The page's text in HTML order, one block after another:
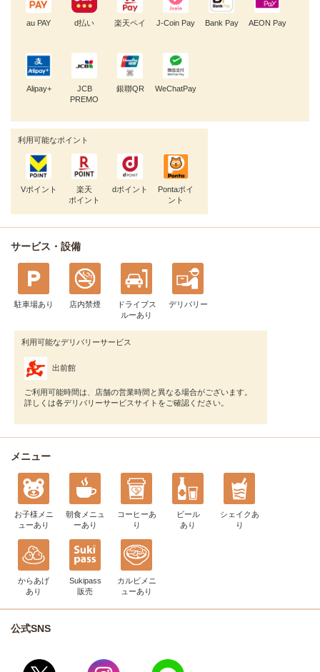
au PAY d払い 楽天ペイ J-Coin Pay Bank Pay AEON Pay
Alipay+
JCB
PREMO
銀聯QR WeChatPay
利用可能なポイント
Vポイント
楽天
ポイント
dポイント
Pontaポイ
ント
サービス・設備
駐車場あり 店内禁煙
ドライブス
ルーあり
デリバリー
利用可能なデリバリーサービス
出前館
ご利用可能時間は、店舗の営業時間と異なる場合がございます。
詳しくは各デリバリーサービスサイトをご確認ください。
メニュー
お子様メニ
ューあり
朝食メニュ
ーあり
コーヒーあ
り
ビール
あり
シェイク あ
り
からあげ
あり
Sukipass
販売
カルビメニ
ューあり
公式SNS